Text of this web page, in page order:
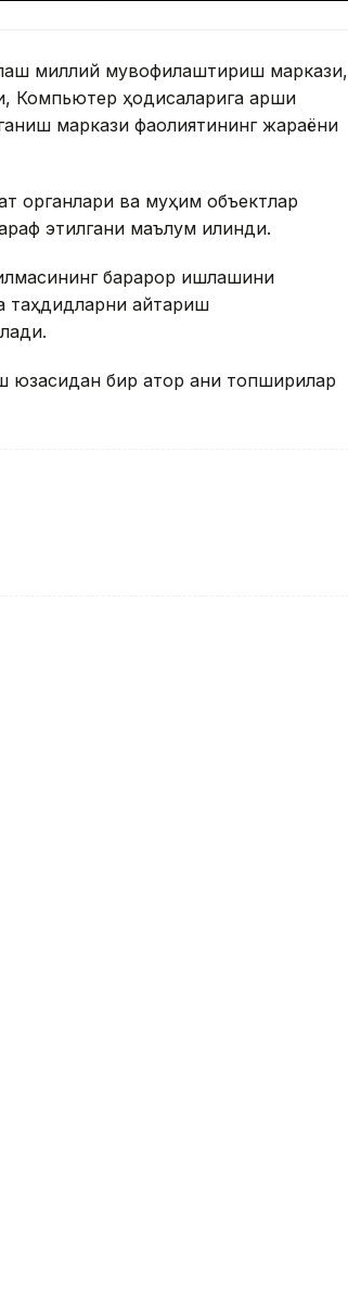
миллий мувофиқлаштириш маркази,
Компьютер ҳодисаларига қарши
маркази фаолиятининг жараёни
органлари ва муҳим объектлар
этилгани маълум қилинди.
барқарор ишлашини
таҳдидларни қайтариш
бир қатор аниқ топшириқлар